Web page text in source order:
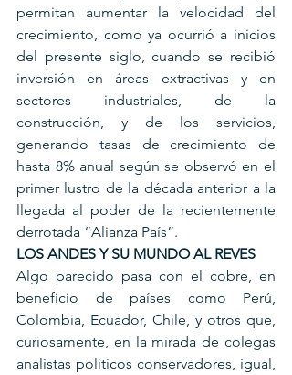
permitan aumentar la velocidad del
crecimiento, como ya ocurrió a inicios
del presente siglo, cuando se recibió
inversión en áreas extractivas y en
sectores industriales, de la
construcción, y de los servicios,
generando tasas de crecimiento de
hasta 8% anual según se observó en el
primer lustro de la década anterior a la
llegada al poder de la recientemente
derrotada “Alianza País”.
LOS ANDES Y SU MUNDO AL REVES
Algo parecido pasa con el cobre, en
beneficio de países como Perú,
Colombia, Ecuador, Chile, y otros que,
curiosamente, en la mirada de colegas
analistas políticos conservadores, igual,